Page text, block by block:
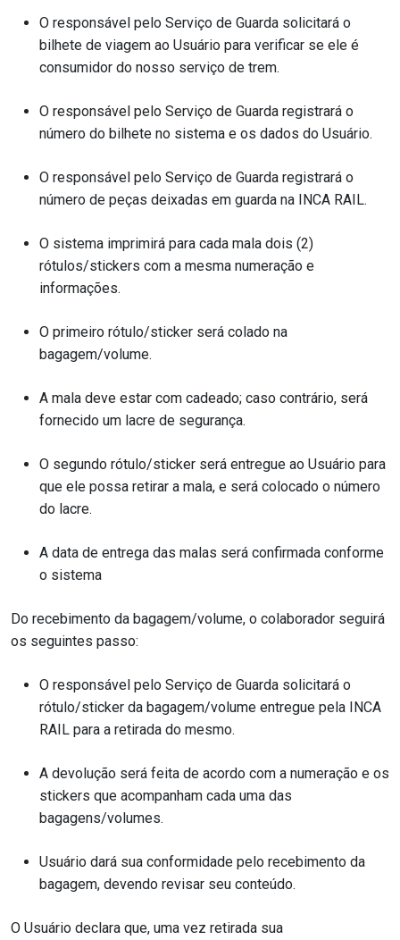
O responsável pelo Serviço de Guarda solicitará o
bilhete de viagem ao Usuário para verificar se ele é
consumidor do nosso serviço de trem.
O responsável pelo Serviço de Guarda registrará o
número do bilhete no sistema e os dados do Usuário.
O responsável pelo Serviço de Guarda registrará o
número de peças deixadas em guarda na INCA RAIL.
O sistema imprimirá para cada mala dois (2)
rótulos/stickers com a mesma numeração e
informações.
O primeiro rótulo/sticker será colado na
bagagem/volume.
A mala deve estar com cadeado; caso contrário, será
fornecido um lacre de segurança.
O segundo rótulo/sticker será entregue ao Usuário para
que ele possa retirar a mala, e será colocado o número
do lacre.
A data de entrega das malas será confirmada conforme
o sistema
Do recebimento da bagagem/volume, o colaborador seguirá
os seguintes passo:
O responsável pelo Serviço de Guarda solicitará o
rótulo/sticker da bagagem/volume entregue pela INCA
RAIL para a retirada do mesmo.
A devolução será feita de acordo com a numeração e os
stickers que acompanham cada uma das
bagagens/volumes.
Usuário dará sua conformidade pelo recebimento da
bagagem, devendo revisar seu conteúdo.
O Usuário declara que, uma vez retirada sua